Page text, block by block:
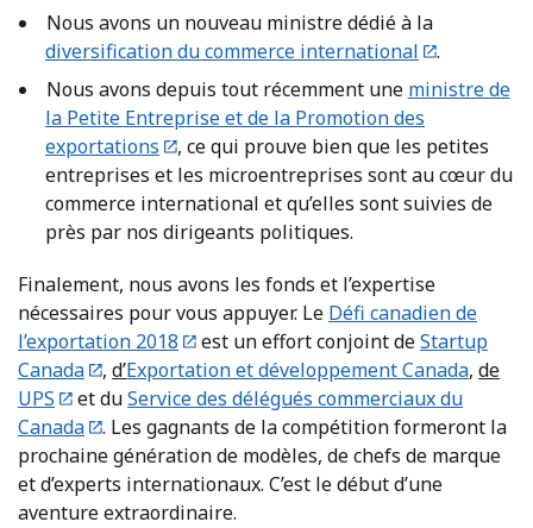
Nous avons un nouveau ministre dédié à la
diversification du commerce international
.
Nous avons depuis tout récemment une ministre de
la Petite Entreprise et de la Promotion des
exportations
, ce qui prouve bien que les petites
entreprises et les microentreprises sont au cœur du
commerce international et qu’elles sont suivies de
près par nos dirigeants politiques.
Finalement, nous avons les fonds et l’expertise
nécessaires pour vous appuyer. Le Défi canadien de
l’exportation 2018
est un effort conjoint deStartup
Canada
,d’Exportation et développement Canada,de
UPS
et duService des délégués commerciaux du
Canada
. Les gagnants de la compétition formeront la
prochaine génération de modèles, de chefs de marque
et d’experts internationaux. C’est le début d’une
aventure extraordinaire.